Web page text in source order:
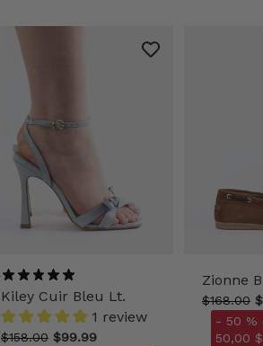
Kiley Cuir Bleu Lt.
1 review
$158.00 $99.99
Zionne
$168.00
- 50 %
50,00 $